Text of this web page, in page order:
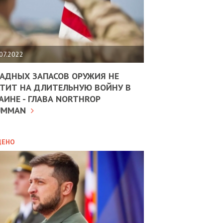
ЗАПАСОВ ОРУЖИЯ НЕ
НА ДЛИТЕЛЬНУЮ ВОЙНУ В
- ГЛАВА NORTHROP
10.02.2025